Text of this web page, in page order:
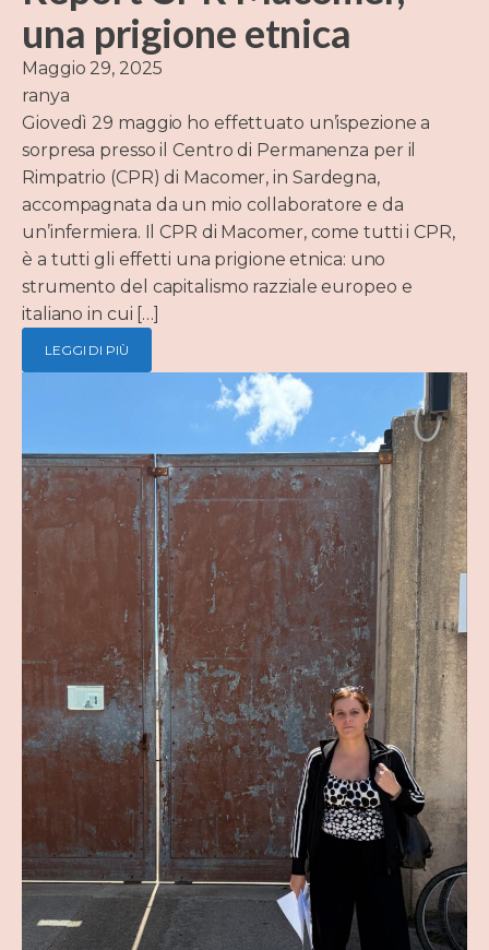
una prigione etnica
Maggio 29, 2025
ranya
Giovedì 29 maggio ho effettuato un’ispezione a
sorpresa presso il Centro di Permanenza per il
Rimpatrio (CPR) di Macomer, in Sardegna,
accompagnata da un mio collaboratore e da
un’infermiera. Il CPR di Macomer, come tutti i CPR,
è a tutti gli effetti una prigione etnica: uno
strumento del capitalismo razziale europeo e
italiano in cui […]
LEGGI DI PIÙ